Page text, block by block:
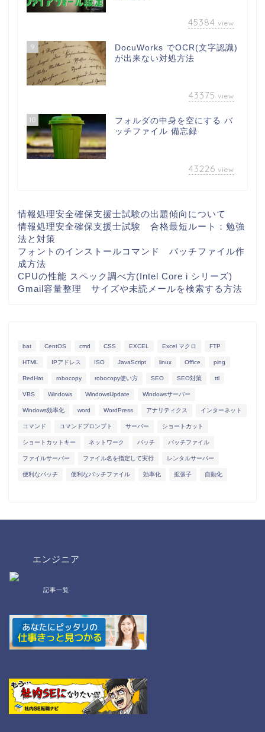
45384 view
9
DocuWorks でOCR(文字認識)
が出来ない対処方法
43375 view
10
フォルダの中身を空にする バ
ッチファイル 備忘録
43226 view
情報処理安全確保支援士試験の出題傾向について
情報処理安全確保支援士試験 合格最短ルート：勉強
法と対策
フォントのインストールコマンド バッチファイル作
成方法
CPUの性能 スペック調べ方(Intel Core i シリーズ)
Gmail容量整理 サイズや未読メールを検索する方法
bat CentOS cmd CSS EXCEL Excel マクロ FTP
HTML IPアドレス ISO JavaScript linux Office ping
RedHat robocopy robocopy使い方 SEO SEO対策 ttl
VBS Windows WindowsUpdate Windowsサーバー
Windows効率化 word WordPress アナリティクス インターネット
コマンド コマンドプロンプト サーバー ショートカット
ショートカットキー ネットワーク バッチ バッチファイル
ファイルサーバー ファイル名を指定して実行 レンタルサーバー
便利なバッチ 便利なバッチファイル 効率化 拡張子 自動化
エンジニア
記事一覧